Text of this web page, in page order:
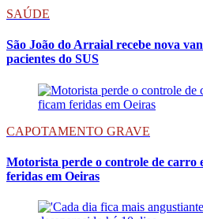
SAÚDE
São João do Arraial recebe nova
pacientes do SUS
CAPOTAMENTO GRAVE
Motorista perde o controle de carro
feridas em Oeiras